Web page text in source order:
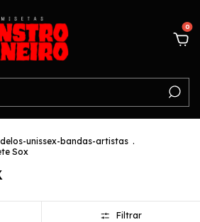
0
unissex-bandas-artistas .
Sox
Filtrar